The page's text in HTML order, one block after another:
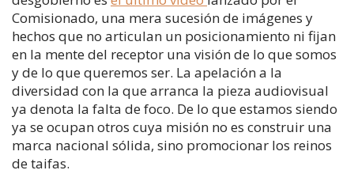
Comisionado, una mera sucesión de imágenes y
hechos que no articulan un posicionamiento ni fijan
en la mente del receptor una visión de lo que somos
y de lo que queremos ser. La apelación a la
diversidad con la que arranca la pieza audiovisual
ya denota la falta de foco. De lo que estamos siendo
ya se ocupan otros cuya misión no es construir una
marca nacional sólida, sino promocionar los reinos
de taifas.